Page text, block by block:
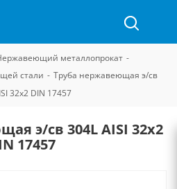
металлопрокат -
стали - Труба нержавеющая э/св
32х2 DIN 17457
э/св 304L AISI 32х2
17457